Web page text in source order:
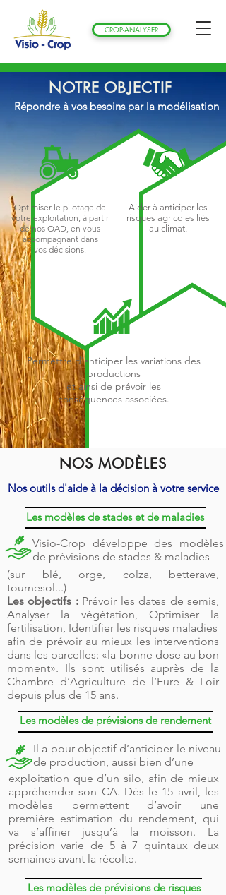
CROP-ANALYSER
NOTRE OBJECTIF
Répondre à vos besoins par la modélisation
Optimiser le pilotage de
votre exploitation, à partir
de nos OAD, en vous
accompagnant dans
vos décisions.
Aider à anticiper les
risques agricoles liés
au climat.
Permettre d'anticiper les variations des
productions
et ainsi de prévoir les
conséquences associées.
NOS MODÈLES
Nos outils d'aide à la décision à votre service
Les modèles de stades et de maladies
Visio-Crop développe des modèles
de prévisions de stades & maladies
(sur blé, orge, colza, betterave,
tournesol...)
Les objectifs :Prévoir les dates de semis,
Analyser la végétation, Optimiser la
fertilisation, Identifier les risques maladies
afin de prévoir au mieux les interventions
dans les parcelles: «la bonne dose au bon
moment». Ils sont utilisés auprès de la
Chambre d’Agriculture de l’Eure & Loir
depuis plus de 15 ans.
Les modèles de prévisions de rendement
Il a pour objectif d’anticiper le niveau
de production, aussi bien d’une
exploitation que d’un silo, afin de mieux
appréhender son CA. Dès le 15 avril, les
modèles permettent d’avoir une
première estimation du rendement, qui
va s’affiner jusqu’à la moisson. La
précision varie de 5 à 7 quintaux deux
semaines avant la récolte.
Les modèles de prévisions de risques